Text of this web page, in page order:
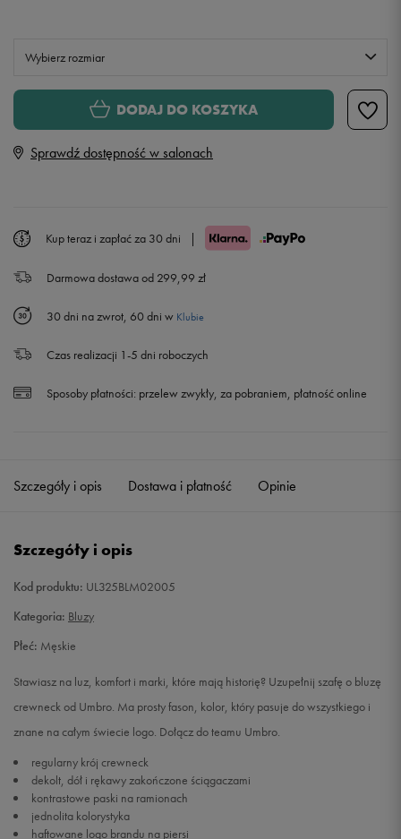
Wybierz rozmiar
M
XL
DODAJ DO KOSZYKA
Sprawdź dostępność w salonach
Kup teraz i zapłać za 30 dni |
Darmowa dostawa od 299,99 zł
30 dni na zwrot, 60 dni w Klubie
Czas realizacji 1-5 dni roboczych
Sposoby płatności: przelew zwykły, za pobraniem, płatność online
Szczegóły i opis Dostawa i płatność Opinie
Szczegóły i opis
Kod produktu: UL325BLM02005
Kategoria: Bluzy
Płeć: Męskie
Stawiasz na luz, komfort i marki, które mają historię? Uzupełnij szafę o bluzę
crewneck od Umbro. Ma prosty fason, kolor, który pasuje do wszystkiego i
znane na całym świecie logo. Dołącz do teamu Umbro.
regularny krój crewneck
dekolt, dół i rękawy zakończone ściągaczami
kontrastowe paski na ramionach
jednolita kolorystyka
haftowane logo brandu na piersi